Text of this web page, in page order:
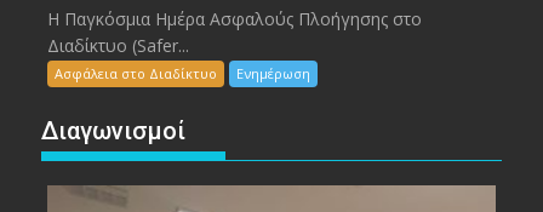
Η Παγκόσμια Ημέρα Ασφαλούς Πλοήγησης στο
Διαδίκτυο (Safer...
Ασφάλεια στο Διαδίκτυο Ενημέρωση
Διαγωνισμοί